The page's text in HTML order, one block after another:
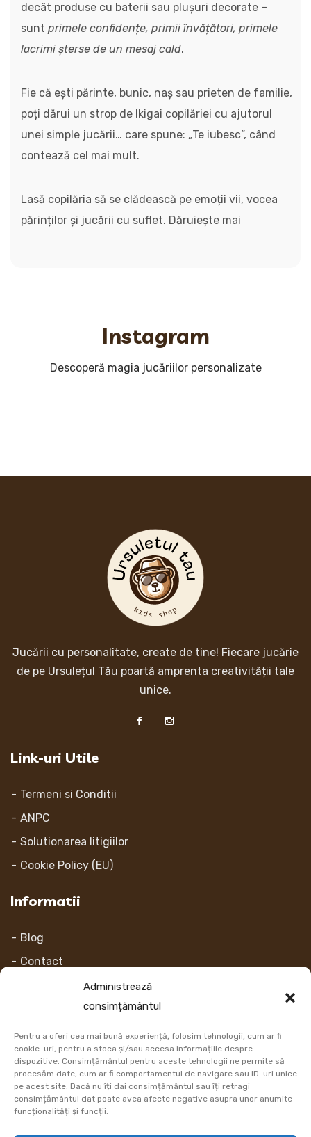
Administrează
consimțământul
Pentru a oferi cea mai bună experiență, folosim tehnologii, cum ar fi
cookie-uri, pentru a stoca și/sau accesa informațiile despre
dispozitive. Consimțământul pentru aceste tehnologii ne permite să
procesăm date, cum ar fi comportamentul de navigare sau ID-uri unice
pe acest site. Dacă nu îți dai consimțământul sau îți retragi
consimțământul dat poate avea afecte negative asupra unor anumite
funcționalități și funcții.
decât produse cu baterii sau plușuri decorate –
sunt primele confidențe, primii învățători, primele
lacrimi șterse de un mesaj cald.
Fie că ești părinte, bunic, naș sau prieten de familie,
poți dărui un strop de Ikigai copilăriei cu ajutorul
unei simple jucării… care spune: „Te iubesc”, când
contează cel mai mult.
Lasă copilăria să se clădească pe emoții vii, vocea
părinților și jucării cu suflet. Dăruiește mai
Instagram
Descoperă magia jucăriilor personalizate
Jucării cu personalitate, create de tine! Fiecare jucărie
de pe Ursulețul Tău poartă amprenta creativității tale
unice.
Link-uri Utile
Termeni si Conditii
ANPC
Solutionarea litigiilor
Cookie Policy (EU)
Informatii
Blog
Contact
Link-uri
Retur
Metoda de plata